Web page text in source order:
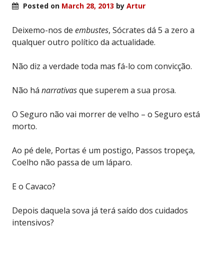
Posted on March 28, 2013 by Artur
Deixemo-nos de embustes, Sócrates dá 5 a zero a
qualquer outro político da actualidade.
Não diz a verdade toda mas fá-lo com convicção.
Não há narrativasque superem a sua prosa.
O Seguro não vai morrer de velho – o Seguro está
morto.
Ao pé dele, Portas é um postigo, Passos tropeça,
Coelho não passa de um láparo.
E o Cavaco?
Depois daquela sova já terá saído dos cuidados
intensivos?